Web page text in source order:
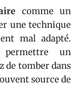
comme un
une technique
mal adapté.
un
de tomber dans
source de